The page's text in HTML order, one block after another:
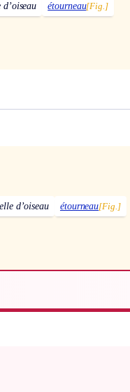
d’oiseau étourneau[Fig.]
d’oiseau étourneau[Fig.]